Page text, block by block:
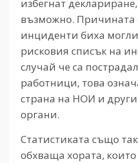
избегнат
възможно. Причината
инциденти биха
рисковия списък на
случай че са
работници, това
страна на НОИ и
органи.
Статистиката също
обхваща хората, които